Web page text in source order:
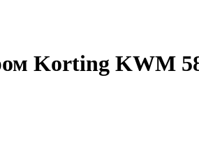
Korting KWM